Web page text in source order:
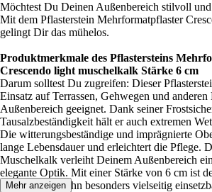
Möchtest Du Deinen Außenbereich stilvoll
Mit dem Pflasterstein Mehrformatpflaster
gelingt Dir das mühelos.
Produktmerkmale des Pflastersteins
Crescendo light muschelkalk Stärke 6 cm
Darum solltest Du zugreifen: Dieser
Einsatz auf Terrassen, Gehwegen und
Außenbereich geeignet. Dank seiner
Tausalzbeständigkeit hält er auch extremen
Die witterungsbeständige und imprägnierte
lange Lebensdauer und erleichtert die Pflege.
Muschelkalk verleiht Deinem Außenbereich
elegante Optik. Mit einer Stärke von 6 cm ist
befahrbar, was ihn besonders vielseitig
Mehr anzeigen